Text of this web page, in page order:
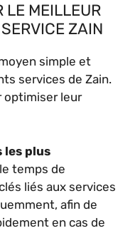
LE MEILLEUR
ZAIN
simple et
services de Zain.
optimiser leur
les plus
temps de
liés aux services
afin de
en cas de